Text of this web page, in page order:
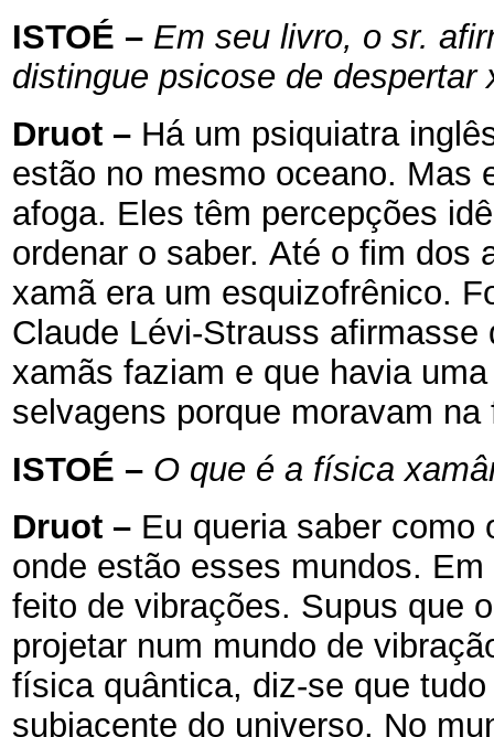
ISTOÉ – Em seu livro, o sr.
distingue psicose de despertar
Druot – Há um psiquiatra
estão no mesmo oceano. Mas
afoga. Eles têm percepções
ordenar o saber. Até o fim dos
xamã era um esquizofrênico.
Claude Lévi-Strauss
xamãs faziam e que havia
selvagens porque moravam
ISTOÉ – O que é a física
Druot – Eu queria saber como
onde estão esses mundos.
feito de vibrações. Supus que
projetar num mundo de
física quântica, diz-se que
subjacente do universo. No